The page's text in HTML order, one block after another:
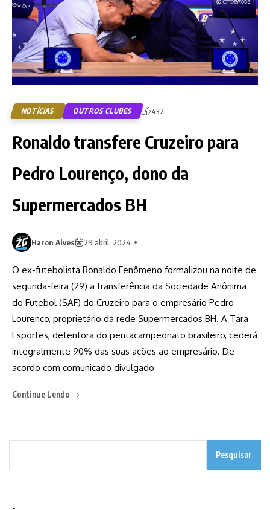
NOTÍCIAS OUTROS CLUBES 432
Ronaldo transfere Cruzeiro para
Pedro Lourenço, dono da
Supermercados BH
Haron Alves 29 abril, 2024
O ex-futebolista Ronaldo Fenômeno formalizou na noite de
segunda-feira (29) a transferência da Sociedade Anônima
do Futebol (SAF) do Cruzeiro para o empresário Pedro
Lourenço, proprietário da rede Supermercados BH. A Tara
Esportes, detentora do pentacampeonato brasileiro, cederá
integralmente 90% das suas ações ao empresário. De
acordo com comunicado divulgado
Continue Lendo
Pesquisar